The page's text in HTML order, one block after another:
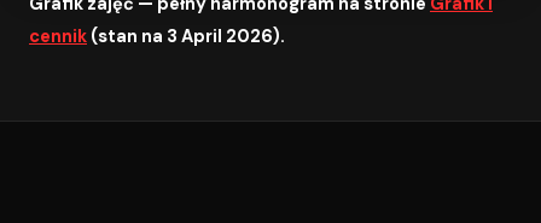
cennik (stan na 3 April 2026).